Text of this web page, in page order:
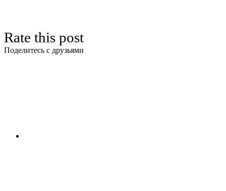
Rate this post
Поделитесь с друзьями